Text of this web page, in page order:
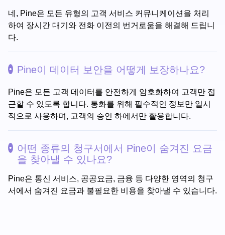
네, Pine은 모든 유형의 고객 서비스 커뮤니케이션을 처리
하여 장시간 대기와 전화 이전의 번거로움을 해결해 드립니
다.
Pine이 데이터 보안을 어떻게 보장하나요?
Pine은 모든 고객 데이터를 안전하게 암호화하여 고객만 접
근할 수 있도록 합니다. 통화를 위해 필수적인 정보만 일시
적으로 사용하며, 고객의 승인 하에서만 활용합니다.
어떤 종류의 청구서에서 Pine이 숨겨진 요금
을 찾아낼 수 있나요?
Pine은 통신 서비스, 공공요금, 금융 등 다양한 영역의 청구
서에서 숨겨진 요금과 불필요한 비용을 찾아낼 수 있습니다.